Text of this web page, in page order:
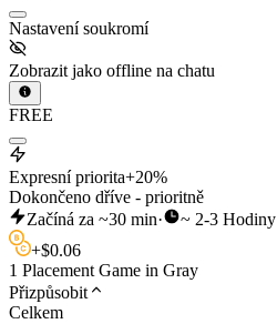
Nastavení soukromí
Zobrazit jako offline na chatu
FREE
Expresní priorita+20%
Dokončeno dříve - prioritně
Začíná za ~30 min·
~ 2-3 Hodiny
+$0.06
1 Placement Game in Gray
Přizpůsobit
Celkem